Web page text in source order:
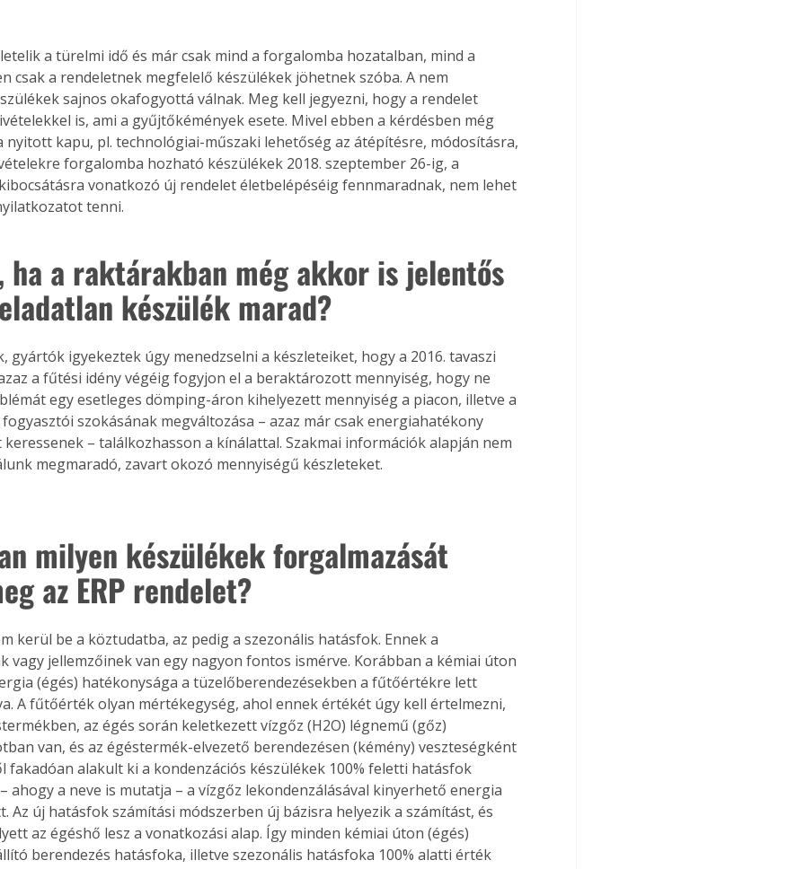
Gyógyító növények: a
természet kincsei az
a türelmi idő és már csak mind a forgalomba hozatalban, mind a
csak a rendeletnek megfelelő készülékek jöhetnek szóba. A nem
sajnos okafogyottá válnak. Meg kell jegyezni, hogy a rendelet
is, ami a gyűjtőkémények esete. Mivel ebben a kérdésben még
nyitott kapu, pl. technológiai-műszaki lehetőség az átépítésre, módosításra,
forgalomba hozható készülékek 2018. szeptember 26-ig, a
vonatkozó új rendelet életbelépéséig fennmaradnak, nem lehet
tenni.
ha a raktárakban még akkor is jelentős
készülék marad?
gyártók igyekeztek úgy menedzselni a készleteiket, hogy a 2016. tavaszi
a fűtési idény végéig fogyjon el a beraktározott mennyiség, hogy ne
egy esetleges dömping-áron kihelyezett mennyiség a piacon, illetve a
szokásának megváltozása – azaz már csak energiahatékony
keressenek – találkozhasson a kínálattal. Szakmai információk alapján nem
megmaradó, zavart okozó mennyiségű készleteket.
milyen készülékek forgalmazását
az ERP rendelet?
kerül be a köztudatba, az pedig a szezonális hatásfok. Ennek a
vagy jellemzőinek van egy nagyon fontos ismérve. Korábban a kémiai úton
(égés) hatékonysága a tüzelőberendezésekben a fűtőértékre lett
A fűtőérték olyan mértékegység, ahol ennek értékét úgy kell értelmezni,
az égés során keletkezett vízgőz (H2O) légnemű (gőz)
van, és az égéstermék-elvezető berendezésen (kémény) veszteségként
fakadóan alakult ki a kondenzációs készülékek 100% feletti hatásfok
ahogy a neve is mutatja – a vízgőz lekondenzálásával kinyerhető energia
Az új hatásfok számítási módszerben új bázisra helyezik a számítást, és
az égéshő lesz a vonatkozási alap. Így minden kémiai úton (égés)
berendezés hatásfoka, illetve szezonális hatásfoka 100% alatti érték